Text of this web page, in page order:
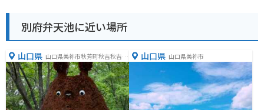
別府弁天池に近い場所
山口県 山口県美祢市秋芳町秋吉秋吉台
１２３７−５５３
山口県 山口県美祢市